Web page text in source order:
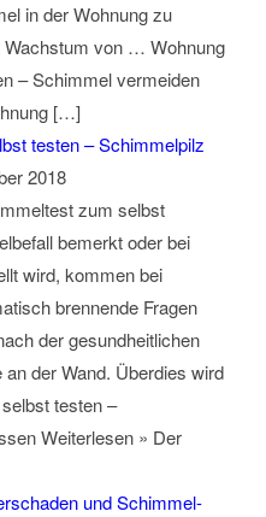
in der Wohnung zu
von … Wohnung
– Schimmel vermeiden
[…]
testen – Schimmelpilz
2018
zum selbst
bemerkt oder bei
wird, kommen bei
brennende Fragen
der gesundheitlichen
der Wand. Überdies wird
testen –
Weiterlesen » Der
und Schimmel-